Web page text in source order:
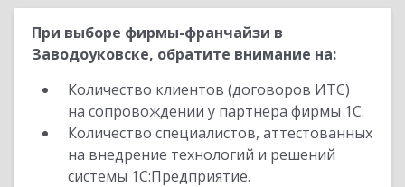
При выборе фирмы-франчайзи в
Заводоуковске, обратите внимание на:
Количество клиентов (договоров ИТС)
на сопровождении у партнера фирмы 1С.
Количество специалистов, аттестованных
на внедрение технологий и решений
системы 1С:Предприятие.